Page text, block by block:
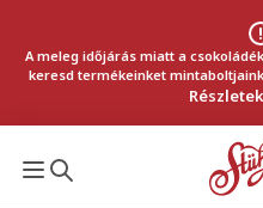
A meleg időjárás miatt a
keresd termékeinket